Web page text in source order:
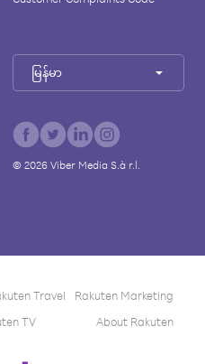
မြန်မာ
© 2026Viber Media S.à r.l.
Travel
Rakuten Marketing
TV About Rakuten